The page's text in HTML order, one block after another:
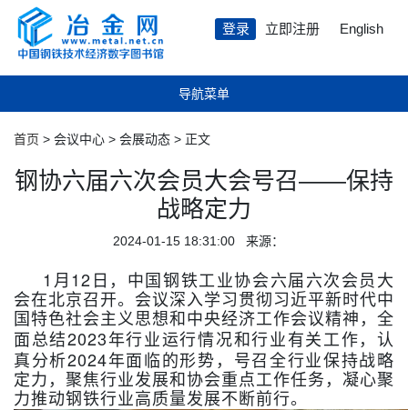
登录 立即注册 English
导航菜单
首页 > 会议中心 > 会展动态 > 正文
钢协六届六次会员大会号召——保持
战略定力
2024-01-15 18:31:00 来源：
1 月 12 日，中国钢铁工业协会六届六次会员大
会在北京召开。会议深入学习贯彻习近平新时代中
国特色社会主义思想和中央经济工作会议精神，全
面总结2023年行业运行情况和行业有关工作，认
真分析2024年面临的形势，号召全行业保持战略
定力，聚焦行业发展和协会重点工作任务，凝心聚
力推动钢铁行业高质量发展不断前行。